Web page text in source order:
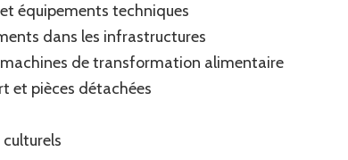
équipements techniques
dans les infrastructures
de transformation alimentaire
et pièces détachées